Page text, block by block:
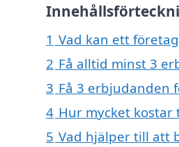
1 Vad kan ett
2 Få alltid minst 3
3 Få 3 erbjudanden
4 Hur mycket kostar
5 Vad hjälper till att